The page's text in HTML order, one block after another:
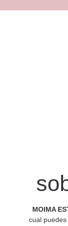
MOIMA
cual